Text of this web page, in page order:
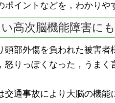
ポイントなどを，わかりや
高次脳機能障害に
部外傷を負われた被害者
怒りっぽくなった，うま
通事故により大脳の機能